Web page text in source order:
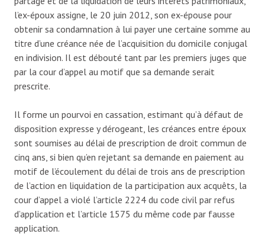
l’ex-époux assigne, le 20 juin 2012, son ex-épouse pour
obtenir sa condamnation à lui payer une certaine somme au
titre d’une créance née de l’acquisition du domicile conjugal
en indivision. Il est débouté tant par les premiers juges que
par la cour d’appel au motif que sa demande serait
prescrite.
Il forme un pourvoi en cassation, estimant qu’à défaut de
disposition expresse y dérogeant, les créances entre époux
sont soumises au délai de prescription de droit commun de
cinq ans, si bien qu’en rejetant sa demande en paiement au
motif de l’écoulement du délai de trois ans de prescription
de l’action en liquidation de la participation aux acquêts, la
cour d’appel a violé l’article 2224 du code civil par refus
d’application et l’article 1575 du même code par fausse
application.